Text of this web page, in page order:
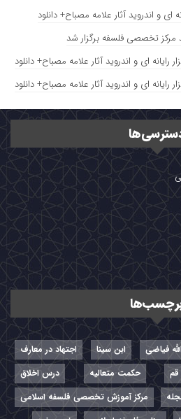
تخصصی فلسفه برگزار شد
فیاضی ابن سینا
اجتهاد در معارف
قم حکمت متعالیه
درس اخلاق
مرکز آموزش تخصصی فلسفه اسلامی